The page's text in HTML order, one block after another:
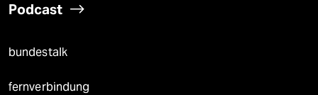
Podcast
bundestalk
fernverbindung